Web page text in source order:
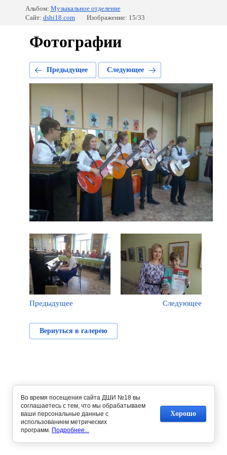
Альбом: Музыкальное отделение
Сайт: dshi18.com Изображение: 15/33
Фотографии
Предыдущее Следующее
Предыдущее Следующее
Вернуться в галерею
Во время посещения сайта ДШИ №18 вы
соглашаетесь с тем, что мы обрабатываем
ваши персональные данные с
использованием метрических
программ. Подробнее...
Хорошо